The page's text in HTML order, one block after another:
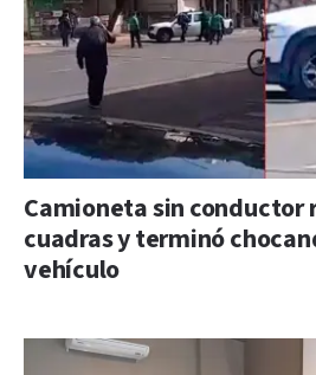
Camioneta sin conductor
cuadras y terminó
vehículo